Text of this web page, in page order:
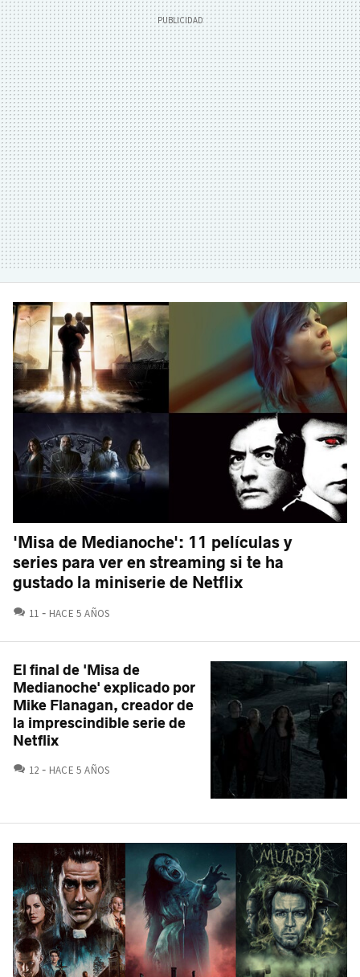
'Misa de Medianoche': 11 películas y
series para ver en streaming si te ha
gustado la miniserie de Netflix
11 COMENTARIOS
HACE 5 AÑOS
El final de 'Misa de
Medianoche' explicado por
Mike Flanagan, creador de
la imprescindible serie de
Netflix
12 COMENTARIOS
HACE 5 AÑOS